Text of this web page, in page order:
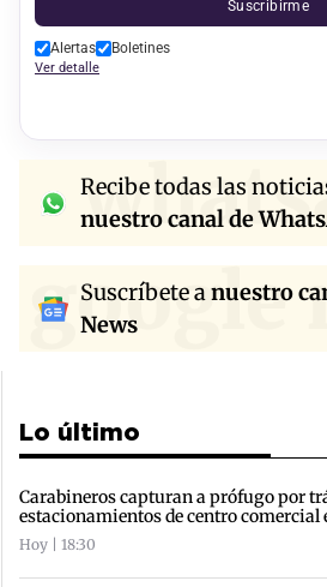
Suscribirme
Alertas Boletines
Ver detalle
Recibe todas las
nuestro canal de
google
Suscríbete anuestro
News
Lo último
Carabineros capturan a prófugo por
estacionamientos de centro comercial
Hoy | 18:30